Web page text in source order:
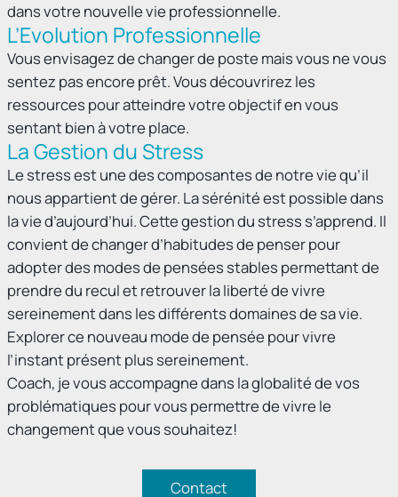
dans votre nouvelle vie professionnelle.
L’Evolution Professionnelle
Vous envisagez de changer de poste mais vous ne vous
sentez pas encore prêt. Vous découvrirez les
ressources pour atteindre votre objectif en vous
sentant bien à votre place.
La Gestion du Stress
Le stress est une des composantes de notre vie qu’il
nous appartient de gérer. La sérénité est possible dans
la vie d’aujourd’hui. Cette gestion du stress s’apprend. Il
convient de changer d’habitudes de penser pour
adopter des modes de pensées stables permettant de
prendre du recul et retrouver la liberté de vivre
sereinement dans les différents domaines de sa vie.
Explorer ce nouveau mode de pensée pour vivre
l’instant présent plus sereinement.
Coach, je vous accompagne dans la globalité de vos
problématiques pour vous permettre de vivre le
changement que vous souhaitez!
Contact